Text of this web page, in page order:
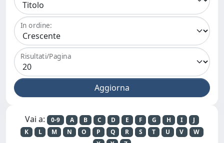
In ordine:
Risultati/Pagina
Vai a: 0-9 A B C D E F G H I
J
K
L M N O P Q R S T U V
W